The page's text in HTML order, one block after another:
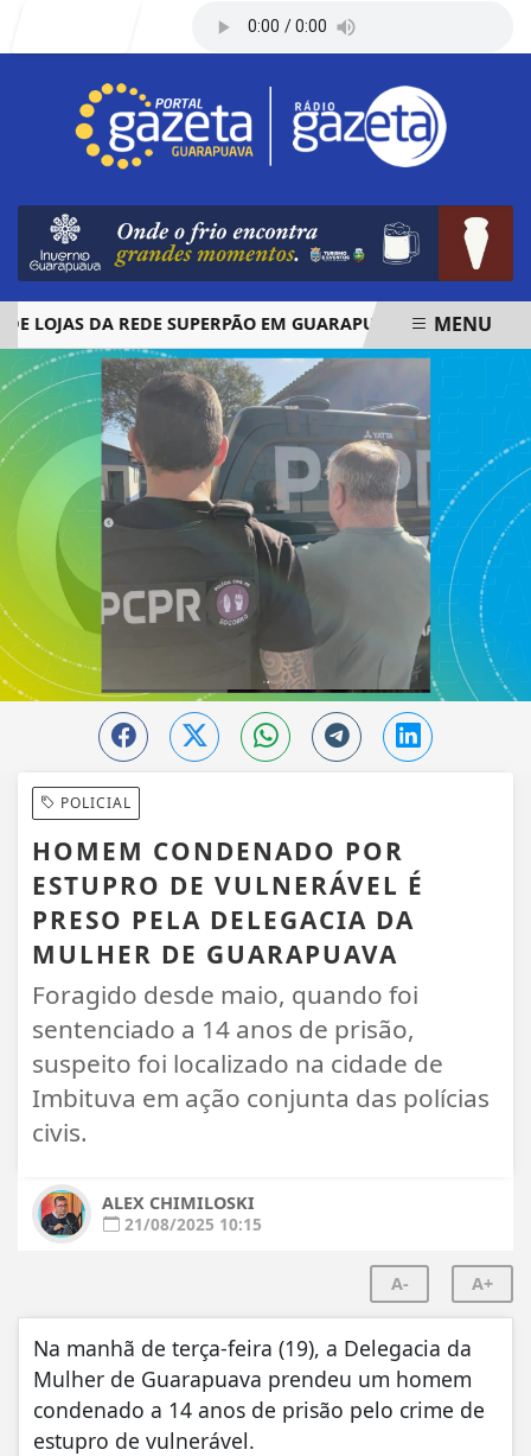
DA REDE SUPERPÃO EM GUARAPUAVA E PALMAS
EM ALTA
MENU
POLICIAL
HOMEM CONDENADO POR
ESTUPRO DE VULNERÁVEL É
PRESO PELA DELEGACIA DA
MULHER DE GUARAPUAVA
Foragido desde maio, quando foi
sentenciado a 14 anos de prisão,
suspeito foi localizado na cidade de
Imbituva em ação conjunta das polícias
civis.
ALEX CHIMILOSKI
21/08/2025 10:15
A- A+
Na manhã de terça-feira (19), a Delegacia da
Mulher de Guarapuava prendeu um homem
condenado a 14 anos de prisão pelo crime de
estupro de vulnerável.